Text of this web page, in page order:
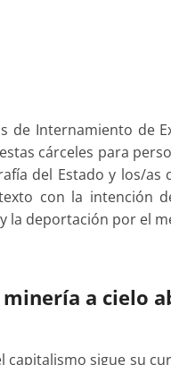
de Internamiento de
cárceles para
del Estado y los/as
con la intención
la deportación por el
a cielo
sigue su